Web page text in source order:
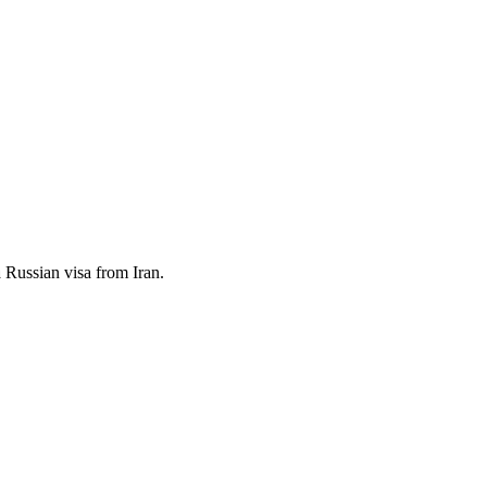
visa from Iran.